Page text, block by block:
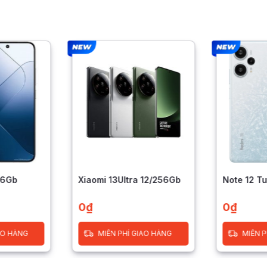
HÀNG
Xiaomi 13Ultra 12/256Gb
0₫
MIỄN PHÍ GIAO HÀNG
Note 12
0₫
MIỄN